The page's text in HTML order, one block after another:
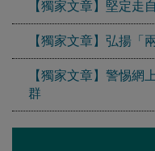
【獨家文章】堅定走
【獨家文章】弘揚「
【獨家文章】警惕網
群